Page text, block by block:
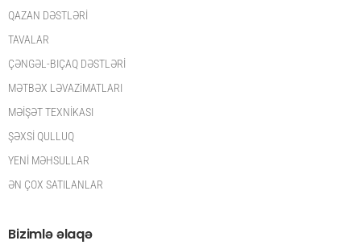
QAZAN DƏSTLƏRİ
TAVALAR
ÇƏNGƏL-BIÇAQ DƏSTLƏRİ
MƏTBƏX LƏVAZiMATLARI
MƏİŞƏT TEXNİKASI
ŞƏXSİ QULLUQ
YENİ MƏHSULLAR
ƏN ÇOX SATILANLAR
Bizimlə əlaqə